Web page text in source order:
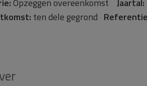
Opzeggen overeenkomst Jaartal:
ten dele gegrond